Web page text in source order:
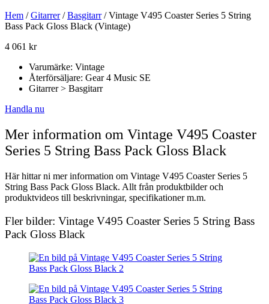
Hem /Gitarrer/Basgitarr/ Vintage V495 Coaster Series 5 String
Bass Pack Gloss Black (Vintage)
4 061 kr
Varumärke: Vintage
Återförsäljare: Gear 4 Music SE
Gitarrer > Basgitarr
Handla nu
Mer information om Vintage V495 Coaster
Series 5 String Bass Pack Gloss Black
Här hittar ni mer information om Vintage V495 Coaster Series 5
String Bass Pack Gloss Black. Allt från produktbilder och
produktvideos till beskrivningar, specifikationer m.m.
Fler bilder: Vintage V495 Coaster Series 5 String Bass
Pack Gloss Black